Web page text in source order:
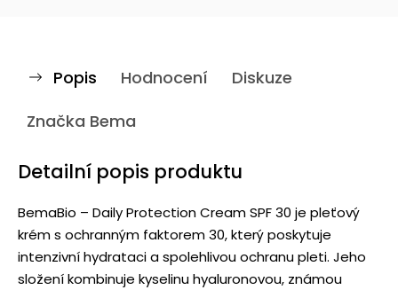
Popis Hodnocení
Diskuze
Značka Bema
Detailní popis produktu
BemaBio – Daily Protection Cream SPF 30 je pleťový
krém s ochranným faktorem 30, který poskytuje
intenzivní hydrataci a spolehlivou ochranu pleti. Jeho
složení kombinuje kyselinu hyaluronovou, známou